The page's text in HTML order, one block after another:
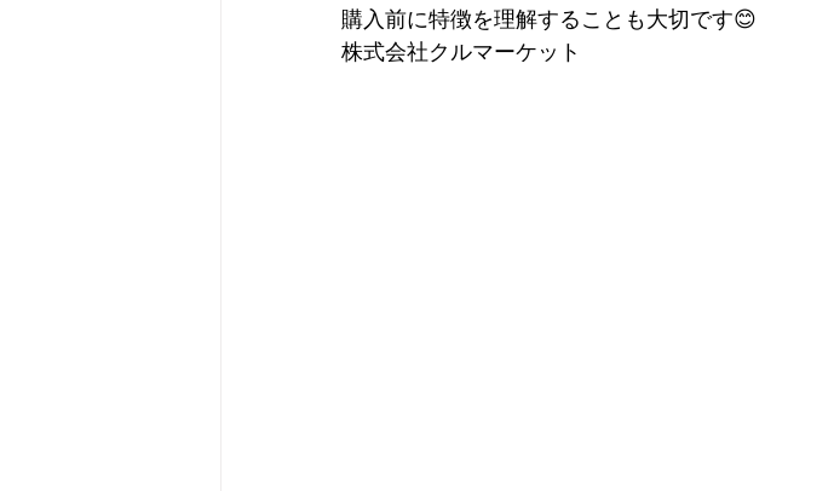
購入前に特徴を理解することも大切です😊
株式会社クルマーケット